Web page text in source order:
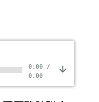
0:00/
0:00